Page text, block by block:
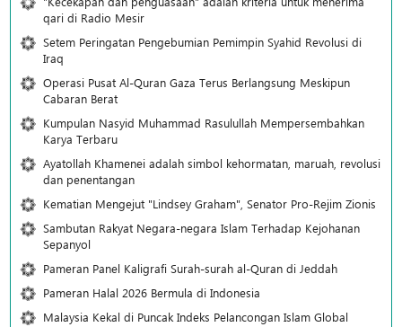
qari di Radio Mesir
Setem Peringatan Pengebumian Pemimpin Syahid Revolusi di
Iraq
Operasi Pusat Al-Quran Gaza Terus Berlangsung Meskipun
Cabaran Berat
Kumpulan Nasyid Muhammad Rasulullah Mempersembahkan
Karya Terbaru
Ayatollah Khamenei adalah simbol kehormatan, maruah, revolusi
dan penentangan
Kematian Mengejut "Lindsey Graham", Senator Pro-Rejim Zionis
Sambutan Rakyat Negara-negara Islam Terhadap Kejohanan
Sepanyol
Pameran Panel Kaligrafi Surah-surah al-Quran di Jeddah
Pameran Halal 2026 Bermula di Indonesia
Malaysia Kekal di Puncak Indeks Pelancongan Islam Global